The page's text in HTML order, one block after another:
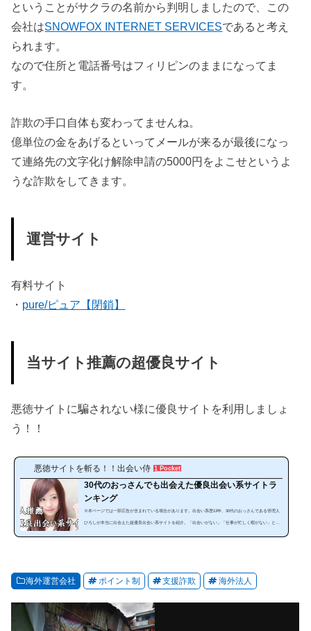
ということがサクラの名前から判明しましたので、この
会社はSNOWFOX INTERNET SERVICESであると考え
られます。
なので住所と電話番号はフィリピンのままになってま
す。
詐欺の手口自体も変わってませんね。
億単位の金をあげるといってメールが来るが最後になっ
て連絡先の文字化け解除申請の5000円をよこせというよ
うな詐欺をしてきます。
運営サイト
有料サイト
・ pure/ピュア【閉鎖】
当サイト推薦の超優良サイト
悪徳サイトに騙されない様に優良サイトを利用しましょ
う！！
悪徳サイトを斬る！！出会い侍 1 Pocket
30代のおっさんでも出会えた優良出会い系サイトラ
ンキング
※本ページでは一部広告が含まれている場合があります。出会い系歴13年、30代のおっさんである管理人
ひろしが本当に出会えた超優良出会い系サイトを紹介。「出会いがない」「仕事が忙しく暇がない」とい
海外運営会社 ポイント制 支援詐欺 海外法人